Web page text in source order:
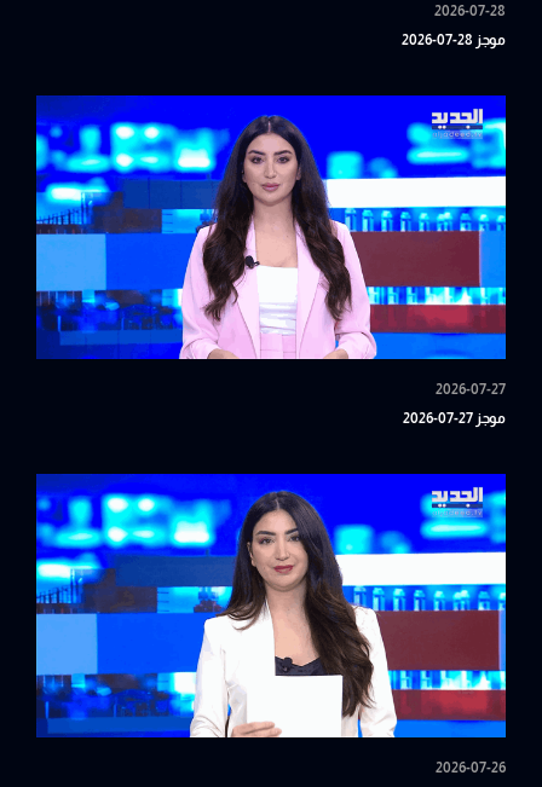
2026-07-28
موجز 28-07-2026
2026-07-27
موجز 27-07-2026
2026-07-26